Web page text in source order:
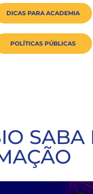
DICAS PARA ACADEMIA
POLÍTICAS PÚBLICAS
SABA